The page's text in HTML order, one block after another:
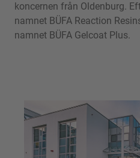
koncernen från Oldenburg.
namnet BÜFA Reaction
namnet BÜFA Gelcoat Plus.